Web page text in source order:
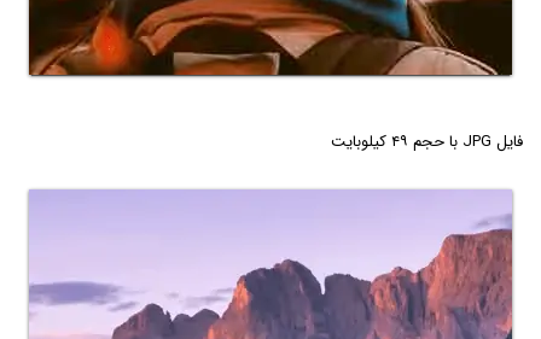
فایل JPG با حجم ۴۹ کیلوبایت